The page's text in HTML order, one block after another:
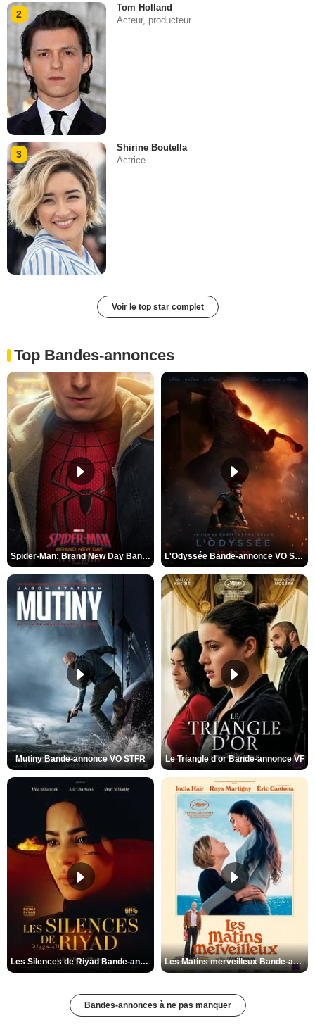
2
Tom Holland
Acteur, producteur
3
Shirine Boutella
Actrice
Voir le top star complet
Top Bandes-annonces
Spider-Man: Brand New Day Bande-annonce VO STFR L'Odyssée Bande-annonce VO STFR
Mutiny Bande-annonce VO STFR Le Triangle d'or Bande-annonce VF
Les Silences de Riyad Bande-annonce VO STFR Les Matins merveilleux Bande-annonce VF
Bandes-annonces à ne pas manquer